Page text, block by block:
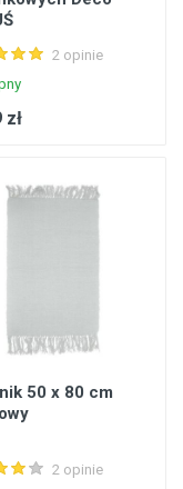
2 opinie
zł
50 x 80 cm
2 opinie